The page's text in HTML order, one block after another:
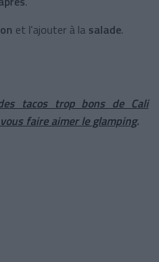
et l'ajouter à la salade.
tacos trop bons de Cali
faire aimer le glamping.